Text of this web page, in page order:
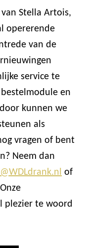
Stella Artois,
opererende
van de
service te
en
kunnen we
als
vragen of bent
Neem dan
of
plezier te woord